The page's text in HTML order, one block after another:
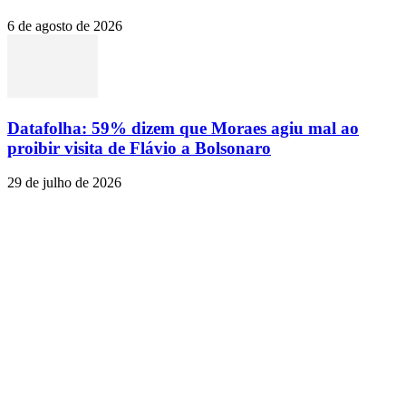
6 de agosto de 2026
Datafolha: 59% dizem que Moraes agiu mal ao
proibir visita de Flávio a Bolsonaro
29 de julho de 2026